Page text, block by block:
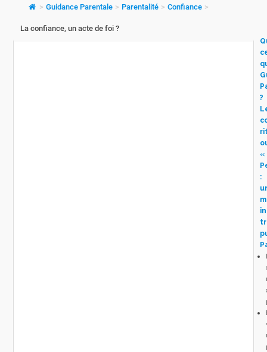
> Guidance Parentale > Parentalité > Confiance >
La confiance, un acte de foi ?
?
«
: